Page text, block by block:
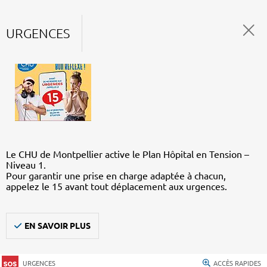
URGENCES
Le CHU de Montpellier active le Plan Hôpital en Tension –
Niveau 1.
Pour garantir une prise en charge adaptée à chacun,
appelez le 15 avant tout déplacement aux urgences.
EN SAVOIR PLUS
URGENCES ACCÈS RAPIDES